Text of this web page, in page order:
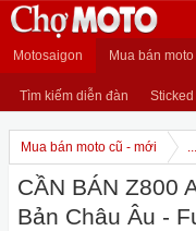
Motosaigon Mua bán
Tìm kiếm diễn đàn
Mua bán moto cũ - mới ...
CẦN BÁN Z800
Bản Châu Âu -